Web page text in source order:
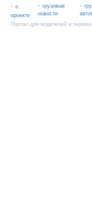
· о
проекте
· грузовые
новости
·
Портал для водителей и